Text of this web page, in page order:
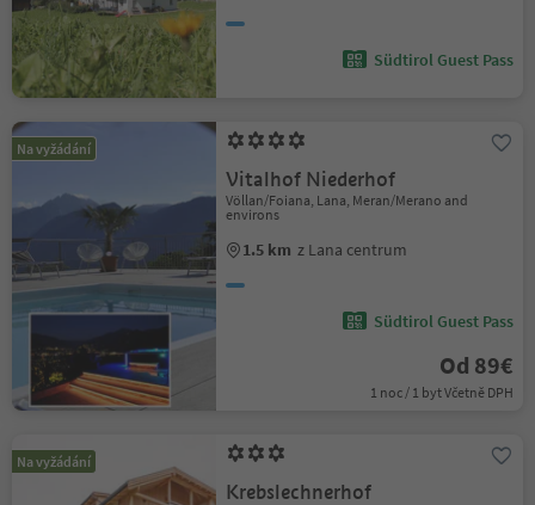
Südtirol Guest Pass
Na vyžádání
Vitalhof Niederhof
Völlan/Foiana, Lana, Meran/Merano and
environs
1.5 km z Lana centrum
Südtirol Guest Pass
Od 89€
1 noc / 1 byt Včetně DPH
Na vyžádání
Krebslechnerhof